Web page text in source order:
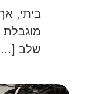
ביתי,
שלב